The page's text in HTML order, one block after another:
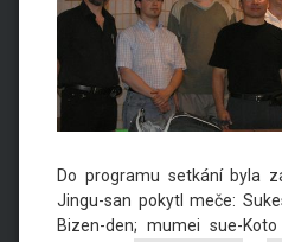
Do programu setkání byla
Jingu-san pokytl meče:
Bizen-den; mumei sue-Koto